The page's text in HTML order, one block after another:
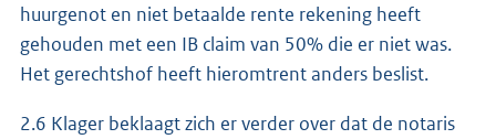
huurgenot en niet betaalde rente rekening heeft
gehouden met een IB claim van 50% die er niet was.
Het gerechtshof heeft hieromtrent anders beslist.
2.6 Klager beklaagt zich er verder over dat de notaris